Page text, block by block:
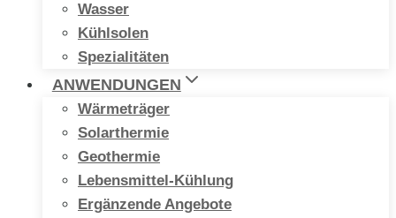
Wasser
Kühlsolen
Spezialitäten
ANWENDUNGEN
Wärmeträger
Solarthermie
Geothermie
Lebensmittel-Kühlung
Ergänzende Angebote